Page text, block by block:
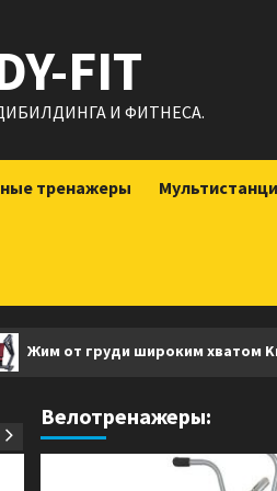
FIT
И ФИТНЕСА.
тренажеры
от груди широким хватом Kraft
Велотренажеры: